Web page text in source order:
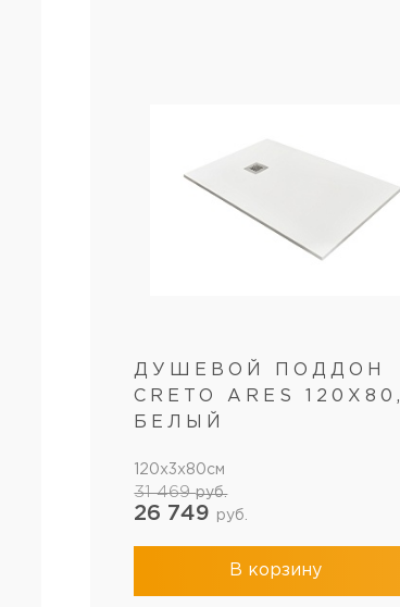
ДУШЕВОЙ ПОДДОН
CRETO ARES 120X80,
БЕЛЫЙ
120x3x80см
31 469руб.
26 749 руб.
В корзину